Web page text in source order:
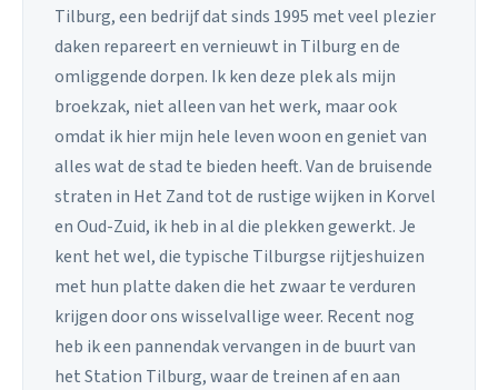
Tilburg, een bedrijf dat sinds 1995 met veel plezier
daken repareert en vernieuwt in Tilburg en de
omliggende dorpen. Ik ken deze plek als mijn
broekzak, niet alleen van het werk, maar ook
omdat ik hier mijn hele leven woon en geniet van
alles wat de stad te bieden heeft. Van de bruisende
straten in Het Zand tot de rustige wijken in Korvel
en Oud-Zuid, ik heb in al die plekken gewerkt. Je
kent het wel, die typische Tilburgse rijtjeshuizen
met hun platte daken die het zwaar te verduren
krijgen door ons wisselvallige weer. Recent nog
heb ik een pannendak vervangen in de buurt van
het Station Tilburg, waar de treinen af en aan